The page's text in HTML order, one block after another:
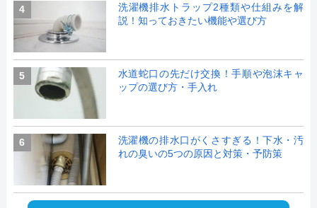
4
洗濯機排水トラップ2種類や仕組みを解
説！知っておきたい機能や選び方
5
水道蛇口の先だけ交換！手順や泡沫キャ
ップの選び方・手入れ
6
洗濯機の排水口がくさすぎる！下水・汚
れの臭いの5つの原因と対策・予防策